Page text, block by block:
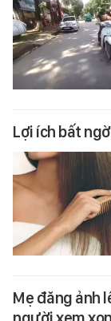
Lợi ích bất
Mẹ đăng ảnh